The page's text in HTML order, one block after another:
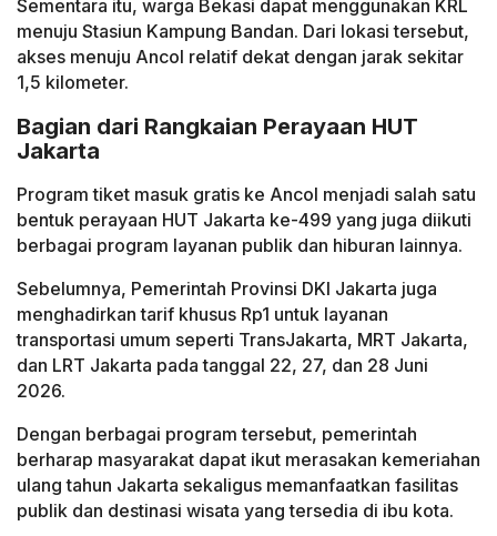
Sementara itu, warga Bekasi dapat menggunakan KRL
menuju Stasiun Kampung Bandan. Dari lokasi tersebut,
akses menuju Ancol relatif dekat dengan jarak sekitar
1,5 kilometer.
Bagian dari Rangkaian Perayaan HUT
Jakarta
Program tiket masuk gratis ke Ancol menjadi salah satu
bentuk perayaan HUT Jakarta ke-499 yang juga diikuti
berbagai program layanan publik dan hiburan lainnya.
Sebelumnya, Pemerintah Provinsi DKI Jakarta juga
menghadirkan tarif khusus Rp1 untuk layanan
transportasi umum seperti TransJakarta, MRT Jakarta,
dan LRT Jakarta pada tanggal 22, 27, dan 28 Juni
2026.
Dengan berbagai program tersebut, pemerintah
berharap masyarakat dapat ikut merasakan kemeriahan
ulang tahun Jakarta sekaligus memanfaatkan fasilitas
publik dan destinasi wisata yang tersedia di ibu kota.